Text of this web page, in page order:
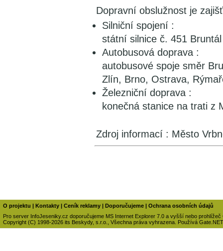
Dopravní obslužnost je
Silniční spojení :
státní silnice č. 451
Autobusová doprava :
autobusové spoje směr
Zlín, Brno, Ostrava,
Železniční doprava :
konečná stanice na trati z
Zdroj informací : Město
O projektu | Kontakty | Ceník reklamy | Doporučujeme | Ochrana osobních údajů
Pro server InfoJeseniky.cz doporučujeme MS Internet Explorer 7.0 a vyšší nebo prohlížeč
Copyright (C) 1998-2026 its Beskydy, s.r.o., Všechna práva vyhrazena. Používá